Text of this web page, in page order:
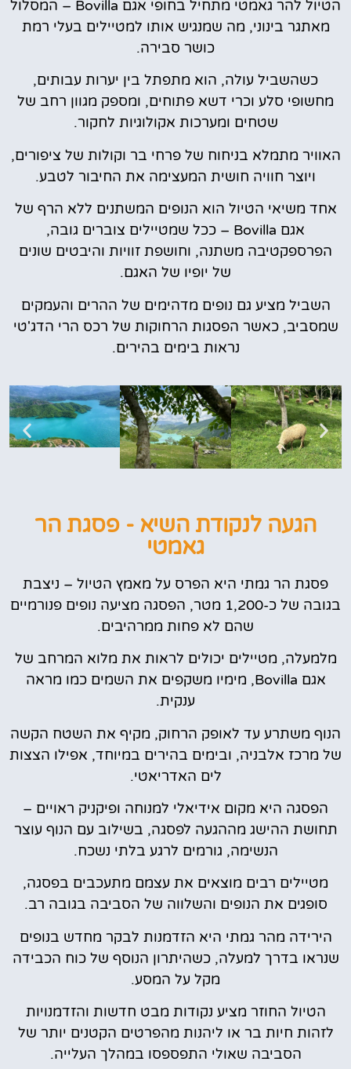
הטיול להר גאמטי מתחיל בחופי אגם Bovilla – המסלול
מאתגר בינוני, מה שמנגיש אותו למטיילים בעלי רמת
כושר סבירה.
כשהשביל עולה, הוא מתפתל בין יערות עבותים,
מחשופי סלע וכרי דשא פתוחים, ומספק מגוון רחב של
שטחים ומערכות אקולוגיות לחקור.
האוויר מתמלא בניחוח של פרחי בר וקולות של ציפורים,
ויוצר חוויה חושית המעצימה את החיבור לטבע.
אחד משיאי הטיול הוא הנופים המשתנים ללא הרף של
אגם Bovilla – ככל שמטיילים צוברים גובה,
הפרספקטיבה משתנה, וחושפת זוויות והיבטים שונים
של יופיו של האגם.
השביל מציע גם נופים מדהימים של ההרים והעמקים
שמסביב, כאשר הפסגות הרחוקות של רכס הרי הדג'טי
נראות בימים בהירים.
הגעה לנקודת השיא - פסגת הר
גאמטי
פסגת הר גמתי היא הפרס על מאמץ הטיול – ניצבת
בגובה של כ-1,200 מטר, הפסגה מציעה נופים פנורמיים
שהם לא פחות ממרהיבים.
מלמעלה, מטיילים יכולים לראות את מלוא המרחב של
אגם Bovilla, מימיו משקפים את השמים כמו מראה
ענקית.
הנוף משתרע עד לאופק הרחוק, מקיף את השטח הקשה
של מרכז אלבניה, ובימים בהירים במיוחד, אפילו הצצות
לים האדריאטי.
הפסגה היא מקום אידיאלי למנוחה ופיקניק ראויים –
תחושת ההישג מההגעה לפסגה, בשילוב עם הנוף עוצר
הנשימה, גורמים לרגע בלתי נשכח.
מטיילים רבים מוצאים את עצמם מתעכבים בפסגה,
סופגים את הנופים והשלווה של הסביבה בגובה רב.
הירידה מהר גמתי היא הזדמנות לבקר מחדש בנופים
שנראו בדרך למעלה, כשהיתרון הנוסף של כוח הכבידה
מקל על המסע.
הטיול החוזר מציע נקודות מבט חדשות והזדמנויות
לזהות חיות בר או ליהנות מהפרטים הקטנים יותר של
הסביבה שאולי התפספסו במהלך העלייה.